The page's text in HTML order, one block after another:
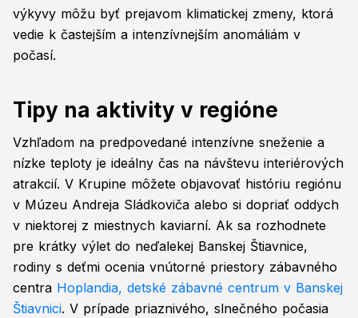
výkyvy môžu byť prejavom klimatickej zmeny, ktorá
vedie k častejším a intenzívnejším anomáliám v
počasí.
Tipy na aktivity v regióne
Vzhľadom na predpovedané intenzívne sneženie a
nízke teploty je ideálny čas na návštevu interiérových
atrakcií. V Krupine môžete objavovať históriu regiónu
v Múzeu Andreja Sládkoviča alebo si dopriať oddych
v niektorej z miestnych kaviarní. Ak sa rozhodnete
pre krátky výlet do neďalekej Banskej Štiavnice,
rodiny s deťmi ocenia vnútorné priestory zábavného
centra Hoplandia, detské zábavné centrum v Banskej
Štiavnici. V prípade priaznivého, slnečného počasia